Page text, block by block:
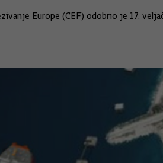
Europe (CEF) odobrio je 17.